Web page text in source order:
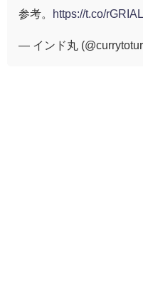
参考。 https://t.co/
— インド丸